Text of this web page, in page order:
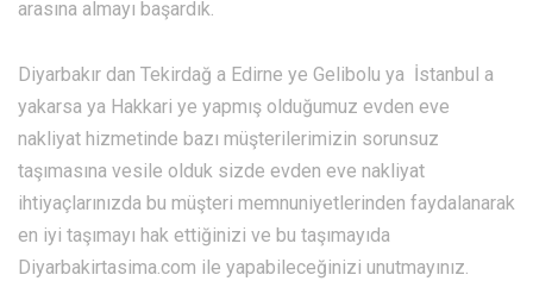
arasına almayı başardık.
Diyarbakır dan Tekirdağ a Edirne ye Gelibolu ya İstanbul a
yakarsa ya Hakkari ye yapmış olduğumuz evden eve
nakliyat hizmetinde bazı müşterilerimizin sorunsuz
taşımasına vesile olduk sizde evden eve nakliyat
ihtiyaçlarınızda bu müşteri memnuniyetlerinden faydalanarak
en iyi taşımayı hak ettiğinizi ve bu taşımayıda
Diyarbakirtasima.com ile yapabileceğinizi unutmayınız.